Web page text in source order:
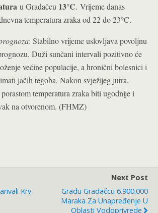
u Gradačcu 13°C. Vrijeme danas
temperatura zraka od 22 do 23°C.
: Stabilno vrijeme uslovljava povoljnu
Duži sunčani intervali pozitivno će
većine populacije, a hronični bolesnici i
jačih tegoba. Nakon svježijeg jutra,
temperatura zraka biti ugodnije i
na otvorenom. (FHMZ)
Krv
Next Post
Gradu Gradačcu 6.900.000
Maraka Za Unapređenje U
Oblasti Vodoprivrede